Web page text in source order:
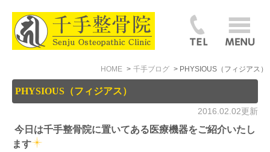
HOME 千手ブログ PHYSIOUS（フィジアス）
PHYSIOUS（フィジアス）
2016.02.02更新
今日は千手整骨院に置いてある医療機器をご紹介いたし
ます